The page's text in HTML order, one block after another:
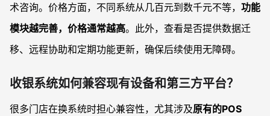
术咨询。价格方面，不同系统从几百元到数千元不等， 功能
模块越完善，价格通常越高。此外，查看是否提供数据迁
移、远程协助和定期功能更新，确保后续使用无障碍。
收银系统如何兼容现有设备和第三方平台？
很多门店在换系统时担心兼容性，尤其涉及原有的POS